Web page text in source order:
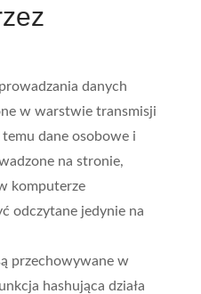
danych
w warstwie transmisji
dane osobowe i
na stronie,
komputerze
odczytane jedynie na
przechowywane w
hashująca działa